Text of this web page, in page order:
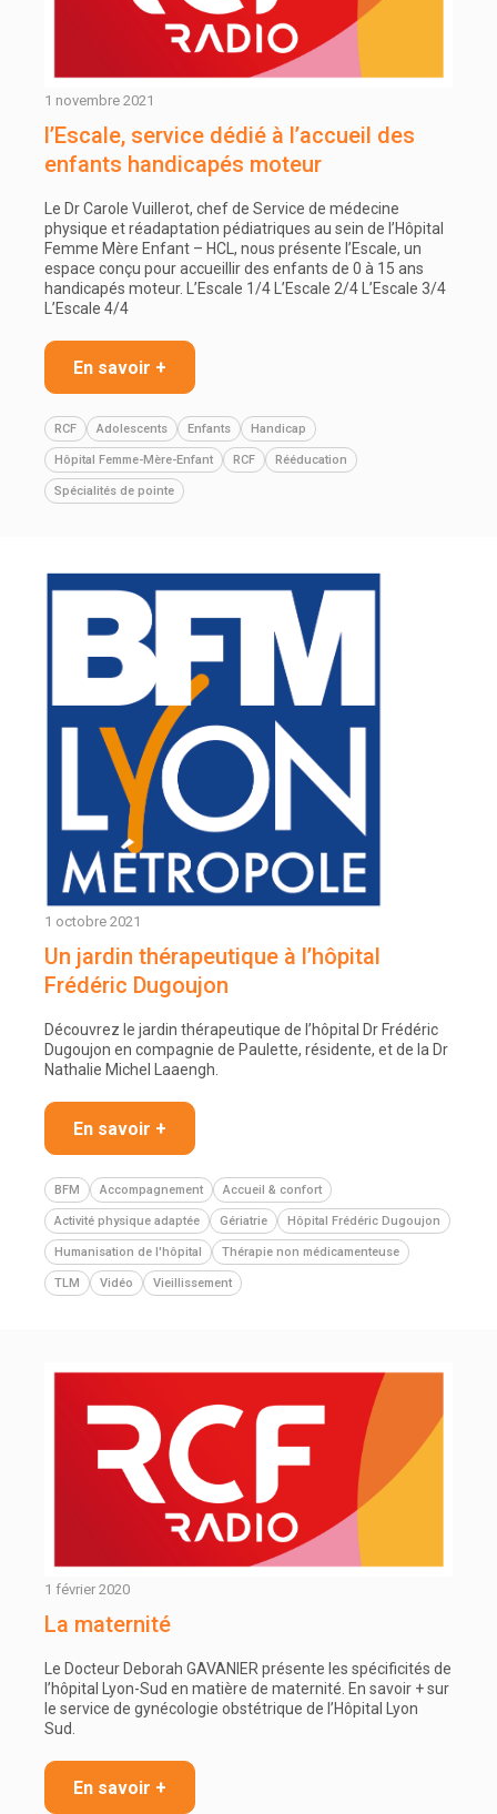
1 novembre 2021
l’Escale, service dédié à l’accueil des
enfants handicapés moteur
Le Dr Carole Vuillerot, chef de Service de médecine
physique et réadaptation pédiatriques au sein de l’Hôpital
Femme Mère Enfant – HCL, nous présente l’Escale, un
espace conçu pour accueillir des enfants de 0 à 15 ans
handicapés moteur. L’Escale 1/4 L’Escale 2/4 L’Escale 3/4
L’Escale 4/4
En savoir +
RCF Adolescents Enfants Handicap
Hôpital Femme-Mère-Enfant RCF Rééducation
Spécialités de pointe
1 octobre 2021
Un jardin thérapeutique à l’hôpital
Frédéric Dugoujon
Découvrez le jardin thérapeutique de l’hôpital Dr Frédéric
Dugoujon en compagnie de Paulette, résidente, et de la Dr
Nathalie Michel Laaengh.
En savoir +
BFM Accompagnement Accueil & confort
Activité physique adaptée Gériatrie Hôpital Frédéric Dugoujon
Humanisation de l'hôpital Thérapie non médicamenteuse
TLM Vidéo Vieillissement
1 février 2020
La maternité
Le Docteur Deborah GAVANIER présente les spécificités de
l’hôpital Lyon-Sud en matière de maternité. En savoir + sur
le service de gynécologie obstétrique de l’Hôpital Lyon
Sud.
En savoir +